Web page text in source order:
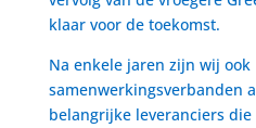
klaar voor de toekomst.
Na enkele jaren zijn wij ook
samenwerkingsverbanden
belangrijke leveranciers